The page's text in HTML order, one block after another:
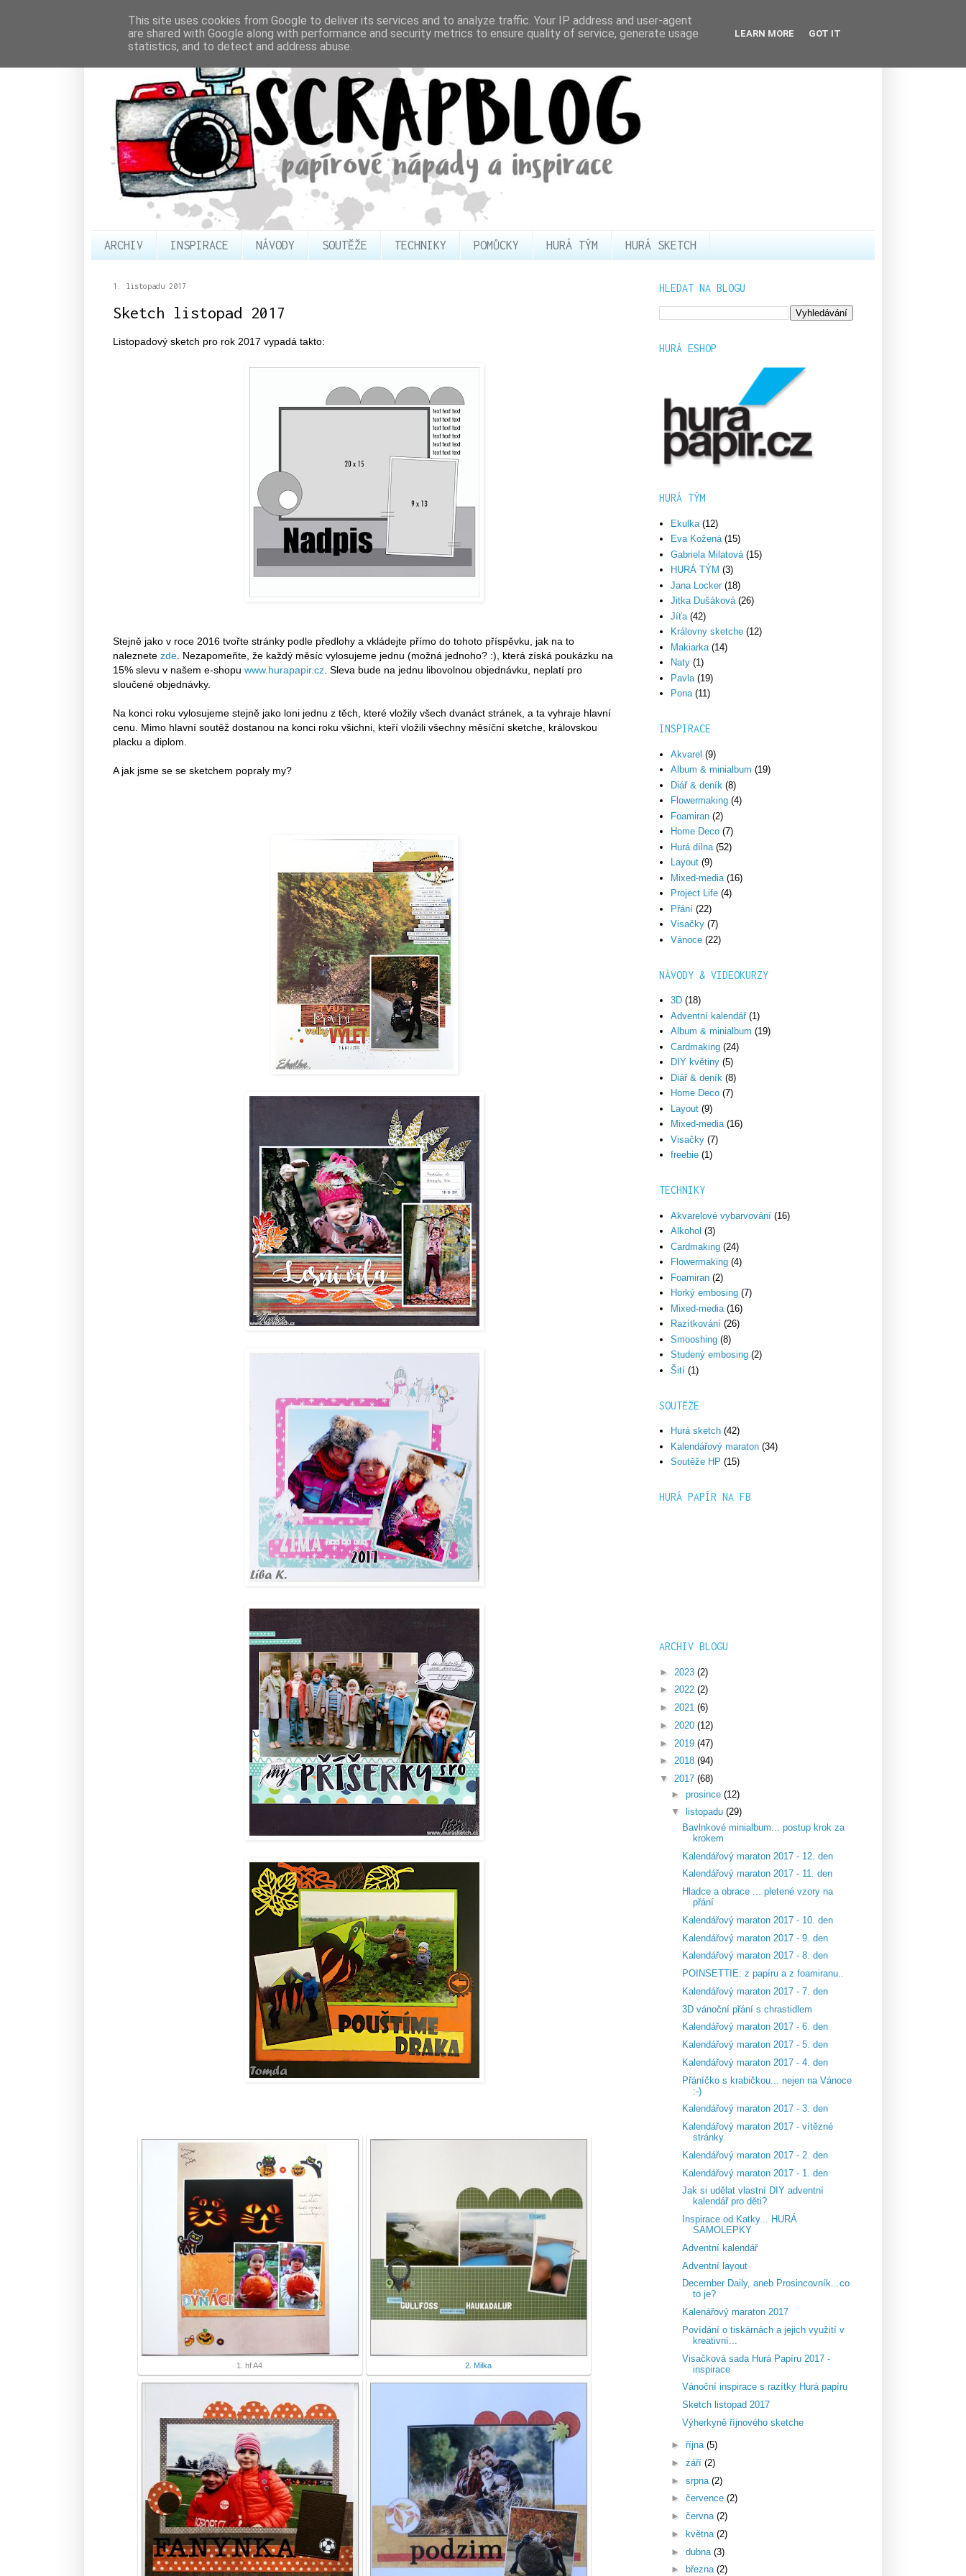
ARCHIV INSPIRACE NÁVODY SOUTĚŽE TECHNIKY POMŮCKY HURÁ TÝM HURÁ SKETCH
1. listopadu 2017
Sketch listopad 2017
Listopadový sketch pro rok 2017 vypadá takto:
Stejně jako v roce 2016 tvořte stránky podle předlohy a vkládejte přímo do tohoto příspěvku, jak na to
naleznete zde . Nezapomeňte, že každý měsíc vylosujeme jednu (možná jednoho? :), která získá poukázku na
15% slevu v našem e-shopu www.hurapapir.cz . Sleva bude na jednu libovolnou objednávku, neplatí pro
sloučené objednávky.
Na konci roku vylosujeme stejně jako loni jednu z těch, které vložily všech dvanáct stránek, a ta vyhraje hlavní
cenu. Mimo hlavní soutěž dostanou na konci roku všichni, kteří vložili všechny měsíční sketche, královskou
placku a diplom.
A jak jsme se se sketchem popraly my?
1. hf A4 2. Milka
HLEDAT NA BLOGU
HURÁ ESHOP
HURÁ TÝM
Ekulka (12)
Eva Kožená (15)
Gabriela Milatová (15)
HURÁ TÝM (3)
Jana Locker (18)
Jitka Dušáková (26)
Jíťa (42)
Královny sketche (12)
Makiarka (14)
Naty (1)
Pavla (19)
Pona (11)
INSPIRACE
Akvarel (9)
Album & minialbum (19)
Diář & deník (8)
Flowermaking (4)
Foamiran (2)
Home Deco (7)
Hurá dílna (52)
Layout (9)
Mixed-media (16)
Project Life (4)
Přání (22)
Visačky (7)
Vánoce (22)
NÁVODY & VIDEOKURZY
3D (18)
Adventní kalendář (1)
Album & minialbum (19)
Cardmaking (24)
DIY květiny (5)
Diář & deník (8)
Home Deco (7)
Layout (9)
Mixed-media (16)
Visačky (7)
freebie (1)
TECHNIKY
Akvarelové vybarvování (16)
Alkohol (3)
Cardmaking (24)
Flowermaking (4)
Foamiran (2)
Horký embosing (7)
Mixed-media (16)
Razítkování (26)
Smooshing (8)
Studený embosing (2)
Šití (1)
SOUTĚŽE
Hurá sketch (42)
Kalendářový maraton (34)
Soutěže HP (15)
HURÁ PAPÍR NA FB
ARCHIV BLOGU
► 2023 (2)
► 2022 (2)
► 2021 (6)
► 2020 (12)
► 2019 (47)
► 2018 (94)
▼ 2017 (68)
► prosince (12)
▼
listopadu (29)
Bavlnkové minialbum... postup krok za
krokem
Kalendářový maraton 2017 - 12. den
Kalendářový maraton 2017 - 11. den
Hladce a obrace ... pletené vzory na
přání
Kalendářový maraton 2017 - 10. den
Kalendářový maraton 2017 - 9. den
Kalendářový maraton 2017 - 8. den
POINSETTIE: z papíru a z foamiranu..
Kalendářový maraton 2017 - 7. den
3D vánoční přání s chrastidlem
Kalendářový maraton 2017 - 6. den
Kalendářový maraton 2017 - 5. den
Kalendářový maraton 2017 - 4. den
Přáníčko s krabičkou... nejen na Vánoce
:-)
Kalendářový maraton 2017 - 3. den
Kalendářový maraton 2017 - vítězné
stránky
Kalendářový maraton 2017 - 2. den
Kalendářový maraton 2017 - 1. den
Jak si udělat vlastní DIY adventní
kalendář pro děti?
Inspirace od Katky... HURÁ
SAMOLEPKY
Adventní kalendář
Adventní layout
December Daily, aneb Prosincovník...co
to je?
Kalenářový maraton 2017
Povídání o tiskárnách a jejich využití v
kreativní...
Visačková sada Hurá Papíru 2017 -
inspirace
Vánoční inspirace s razítky Hurá papíru
Sketch listopad 2017
Výherkyně říjnového sketche
► října (5)
► září (2)
► srpna (2)
► července (2)
► června (2)
►
května (2)
► dubna (3)
►
března (2)
This site uses cookies from Google to deliver its services and to analyze traffic. Your IP address and user-agent
are shared with Google along with performance and security metrics to ensure quality of service, generate usage
statistics, and to detect and address abuse.
LEARN MORE GOT IT